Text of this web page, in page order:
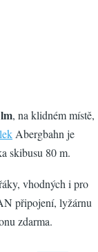
, na klidném místě,
Abergbahn je
skibusu 80 m.
vhodných i pro
připojení, lyžárnu
zdarma.